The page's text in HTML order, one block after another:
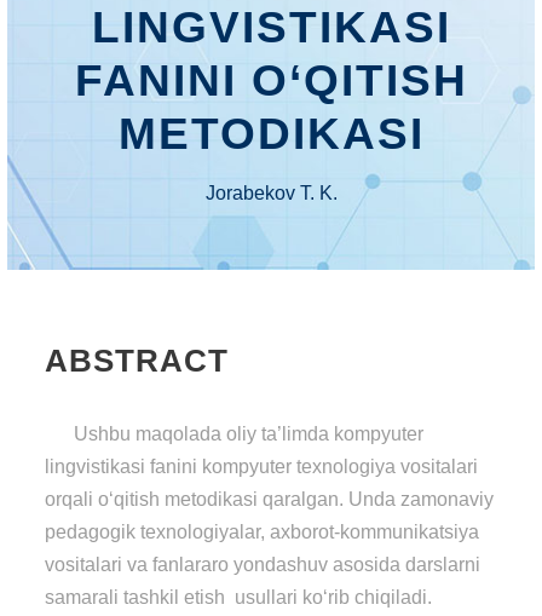
LINGVISTIKASI
FANINI O‘QITISH
METODIKASI
Jorabekov T. K.
ABSTRACT
Ushbu maqolada oliy ta’limda kompyuter
lingvistikasi fanini kompyuter texnologiya vositalari
orqali o‘qitish metodikasi qaralgan. Unda zamonaviy
pedagogik texnologiyalar, axborot-kommunikatsiya
vositalari va fanlararo yondashuv asosida darslarni
samarali tashkil etish usullari ko‘rib chiqiladi.